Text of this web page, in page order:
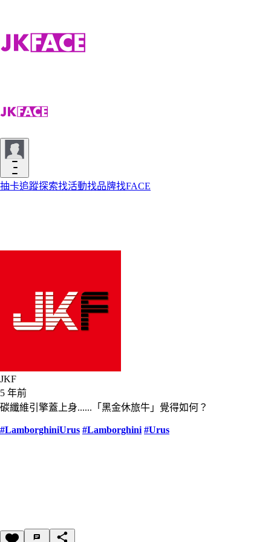
抽卡追蹤探索找活動找品牌找FACE
JKF
5 年前
碳纖維引擎蓋上身......「黑金休旅牛」覺得如何？
#LamborghiniUrus #Lamborghini #Urus